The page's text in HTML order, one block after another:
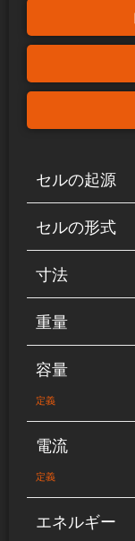
セルの起源
セルの形式
寸法
重量
容量
定義
電流
定義
エネルギー